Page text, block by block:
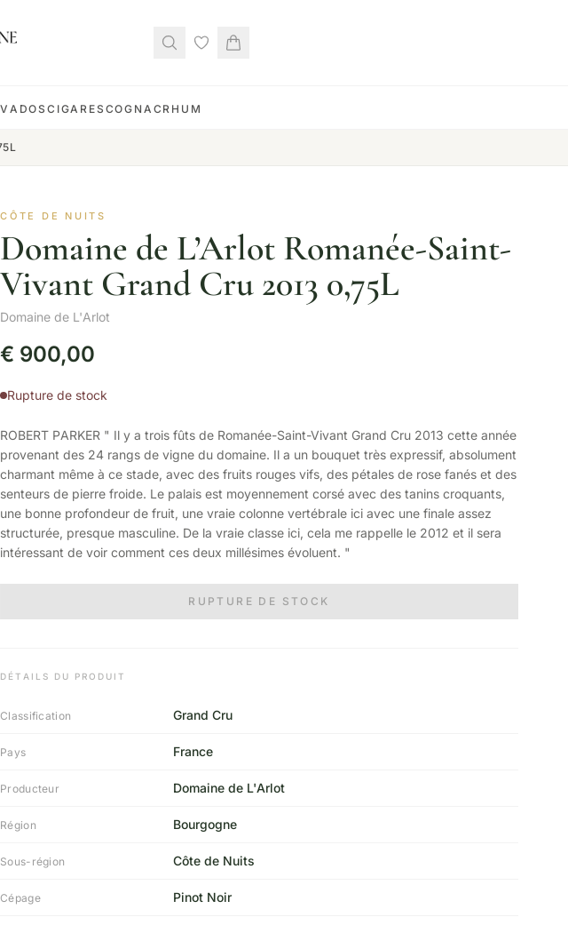
CIGARES COGNAC RHUM
CÔTE DE NUITS
Domaine de L’Arlot Romanée-Saint-
Vivant Grand Cru 2013 0,75L
Domaine de L'Arlot
€ 900,00
Rupture de stock
ROBERT PARKER " Il y a trois fûts de Romanée-Saint-Vivant Grand Cru 2013 cette année
provenant des 24 rangs de vigne du domaine. Il a un bouquet très expressif, absolument
charmant même à ce stade, avec des fruits rouges vifs, des pétales de rose fanés et des
senteurs de pierre froide. Le palais est moyennement corsé avec des tanins croquants,
une bonne profondeur de fruit, une vraie colonne vertébrale ici avec une finale assez
structurée, presque masculine. De la vraie classe ici, cela me rappelle le 2012 et il sera
intéressant de voir comment ces deux millésimes évoluent. "
RUPTURE DE STOCK
DÉTAILS DU PRODUIT
Classification Grand Cru
Pays France
Producteur Domaine de L'Arlot
Région Bourgogne
Sous-région Côte de Nuits
Cépage Pinot Noir